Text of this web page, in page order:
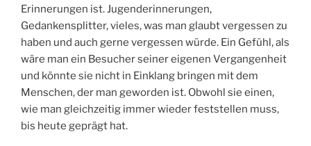
Erinnerungen ist. Jugenderinnerungen,
Gedankensplitter, vieles, was man glaubt vergessen zu
haben und auch gerne vergessen würde. Ein Gefühl, als
wäre man ein Besucher seiner eigenen Vergangenheit
und könnte sie nicht in Einklang bringen mit dem
Menschen, der man geworden ist. Obwohl sie einen,
wie man gleichzeitig immer wieder feststellen muss,
bis heute geprägt hat.